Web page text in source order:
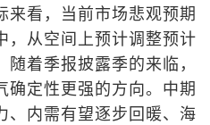
来看，当前市场悲观预期
，从空间上预计调整预计
着季报披露季的来临，
确定性更强的方向。中期
、内需有望逐步回暖、海